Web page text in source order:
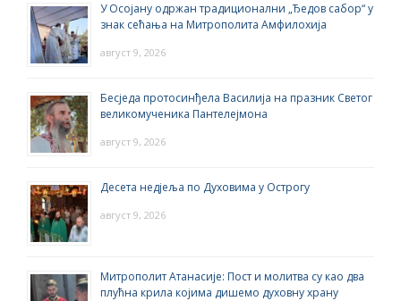
У Осојану одржан традиционални „Ђедов сабор“ у
знак сећања на Митрополита Амфилохија
август 9, 2026
Бесједа протосинђела Василија на празник Светог
великомученика Пантелејмона
август 9, 2026
Десета недјеља по Духовима у Острогу
август 9, 2026
Митрополит Атанасије: Пост и молитва су као два
плућна крила којима дишемо духовну храну